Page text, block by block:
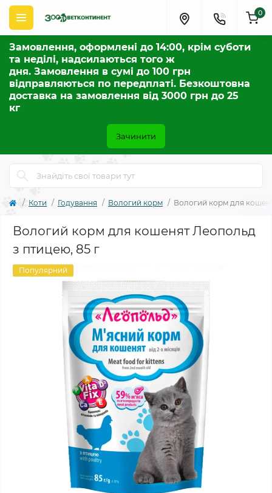
Замовлення, оформлені до 14:00, крім суботи
та неділі, надсилаються того ж
дня. Замовлення в сумі до 100 грн
відправляються по передплаті. Безкоштовна
доставка на замовлення від 3000 грн до 25
кг
Зачинити
0
Коти Годування Вологий корм Вологий корм для
Вологий корм для кошенят Леопольд
з птицею, 85 г
Популярний